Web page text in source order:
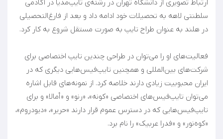
ارتباط تصویری از دانشگاه تهران در رشته‌ی تایپ‌مدیا در آکادمی
سلطنتی لاهه به تحصیلات خود ادامه داد و بعد از فارغ‌التحصیلی
فعالیت‌های او را می‌توان در طراحی چندین تایپ اختصاصی برای
شرکت‌های بین‌المللی و همچنین تایپ‌فیس‌هایی دیگری که در
ایران محبوبیت زیادی دارند خلاصه کرد. از نمونه‌های قابل اشاره
می‌توان تایپ‌فیس‌های اختصاصی «کونه»، «رنو» و «أمالا» و برای
تایپ‌فیس‌هایی که در دسترس عموم قرار دارند «حریر»، «دیودروم»،